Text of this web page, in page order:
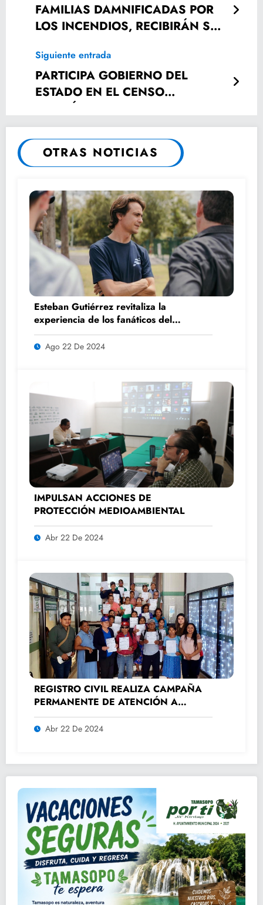
FAMILIAS DAMNIFICADAS POR
LOS INCENDIOS, RECIBIRÁN SUS
Siguiente entrada
PARTICIPA GOBIERNO DEL
ESTADO EN EL CENSO
ECONÓMICO 2019
OTRAS NOTICIAS
Esteban Gutiérrez revitaliza la
experiencia de los fanáticos del
automovilismo con DRIVER 1
Ago 22 De 2024
IMPULSAN ACCIONES DE
PROTECCIÓN MEDIOAMBIENTAL
Abr 22 De 2024
REGISTRO CIVIL REALIZA CAMPAÑA
PERMANENTE DE ATENCIÓN A
ADULTOS MAYORES.
Abr 22 De 2024